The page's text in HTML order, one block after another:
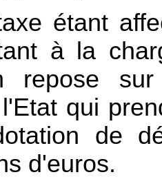
étant
à la
repose
qui
de
d'euros.